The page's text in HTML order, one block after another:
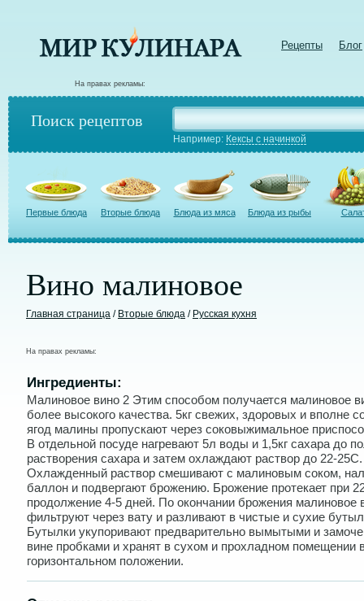
Рецепты Блог
На правах рекламы:
Поиск рецептов
Например: Кексы с начинкой
Первые блюда Вторые блюда Блюда из мяса Блюда из рыбы
Вино малиновое
Главная страница / Вторые блюда / Русская кухня
На правах рекламы:
Ингредиенты:
Малиновое вино 2 Этим способом получается малиновое
более высокого качества. 5кг свежих, здоровых и вполне
ягод малины пропускают через соковыжимальное
В отдельной посуде нагревают 5л воды и 1,5кг сахара до
растворения сахара и затем охлаждают раствор до 22-25С.
Охлажденный раствор смешивают с малиновым соком,
баллон и подвергают брожению. Брожение протекает при
продолжение 4-5 дней. По окончании брожения малиновое
фильтруют через вату и разливают в чистые и сухие
Бутылки укупоривают предварительно вымытыми и
вине пробками и хранят в сухом и прохладном помещении
горизонтальном положении.